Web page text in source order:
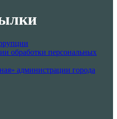
обработки персональных
администрации города